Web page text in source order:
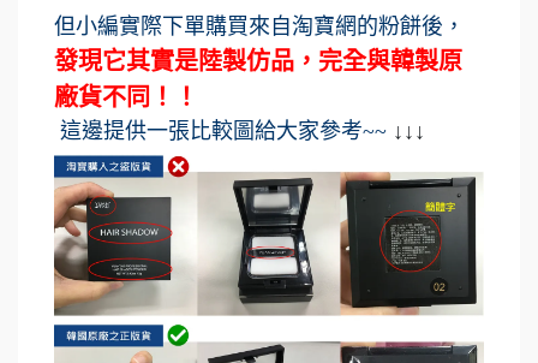
但小編實際下單購買來自淘寶網的粉餅後，
發現它其實是陸製仿品，完全與韓製原
廠貨不同！！
這邊提供一張比較圖給大家參考~~ ↓↓↓